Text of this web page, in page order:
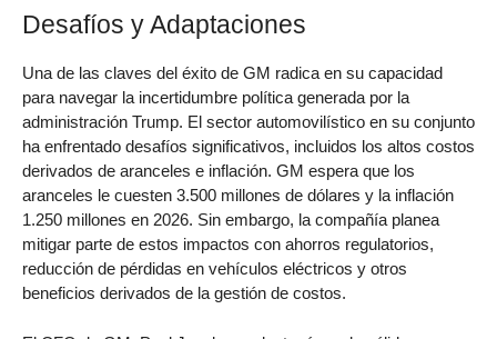
Desafíos y Adaptaciones
Una de las claves del éxito de GM radica en su capacidad
para navegar la incertidumbre política generada por la
administración Trump. El sector automovilístico en su conjunto
ha enfrentado desafíos significativos, incluidos los altos costos
derivados de aranceles e inflación. GM espera que los
aranceles le cuesten 3.500 millones de dólares y la inflación
1.250 millones en 2026. Sin embargo, la compañía planea
mitigar parte de estos impactos con ahorros regulatorios,
reducción de pérdidas en vehículos eléctricos y otros
beneficios derivados de la gestión de costos.